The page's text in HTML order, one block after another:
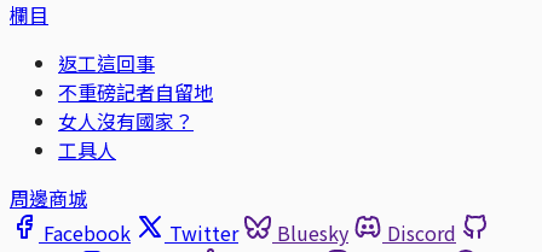
欄目
返工這回事
不重磅記者自留地
女人沒有國家？
工具人
周邊商城
Facebook
Twitter Bluesky
Discord